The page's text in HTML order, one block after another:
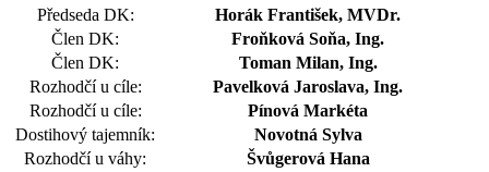
Předseda DK:
Horák František, MVDr.
Člen DK:
Froňková Soňa, Ing.
Člen DK:
Toman Milan, Ing.
Rozhodčí u cíle:
Pavelková Jaroslava, Ing.
Rozhodčí u cíle:
Pínová Markéta
Dostihový tajemník:
Novotná Sylva
Rozhodčí u váhy:
Švůgerová Hana